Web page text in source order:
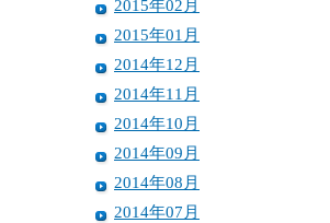
2015年02月
2015年01月
2014年12月
2014年11月
2014年10月
2014年09月
2014年08月
2014年07月